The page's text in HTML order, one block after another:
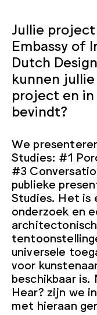
Jullie
Embassy of
Dutch
kunnen
project en
bevindt?
We
Studies: #1
#3
publieke
Studies. Het is
onderzoek en
universele
voor
beschikbaar
Hear? zijn we
met hieraan